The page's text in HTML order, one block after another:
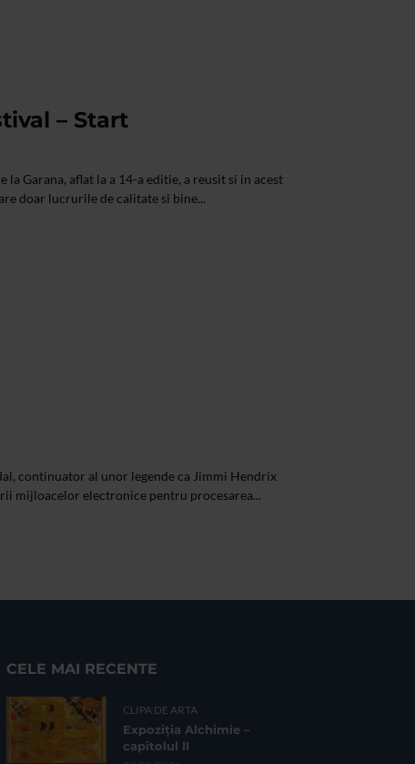
– Start
la Garana, aflat la a 14-a editie, a reusit si in acest
doar lucrurile de calitate si bine...
continuator al unor legende ca Jimmi Hendrix
mijloacelor electronice pentru procesarea...
CELE MAI RECENTE
CLIPA DE ARTA
Expoziția Alchimie –
capitolul II